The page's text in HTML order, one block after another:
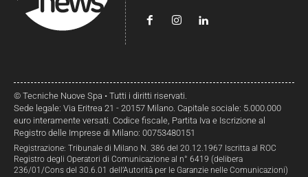
© Tecniche Nuove Spa • Tutti i diritti riservati.
Sede legale: Via Eritrea 21 - 20157 Milano. Capitale sociale: 5.000.000
euro interamente versati. Codice fiscale, Partita Iva e Iscrizione al
Registro delle Imprese di Milano: 00753480151
Registrazione: Tribunale di Milano N. 386 del 20.12.1967 Iscritta al ROC
Registro degli Operatori di Comunicazione al n° 6419 (delibera
236/01/Cons del 30.6.01 dell’Autorità per le Garanzie nelle Comunicazioni)